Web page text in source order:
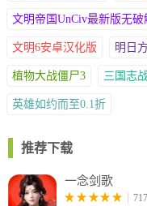
深渊猎手，诅咒中毒;
文明帝国UnCiv最新版无破
文明6安卓汉化版 明日
植物大战僵尸3 三国志
英雄如约而至0.1折
推荐下载
一念剑歌